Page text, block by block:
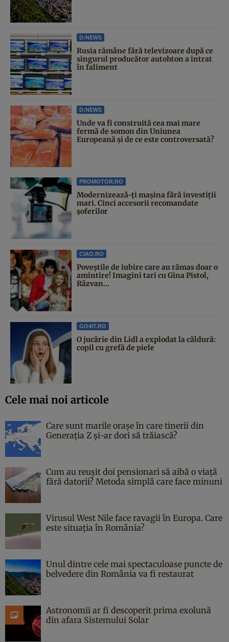
D:NEWS
Rusia rămâne fără televizoare după ce
singurul producător autohton a intrat
în faliment
D:NEWS
Unde va fi construită cea mai mare
fermă de somon din Uniunea
Europeană și de ce este controversată?
PROMOTOR.RO
Modernizează-ți mașina fără investiții
mari. Cinci accesorii recomandate
șoferilor
CIAO.RO
Poveştile de iubire care au rămas doar o
amintire! Imagini tari cu Gina Pistol,
Răzvan...
GO4IT.RO
O jucărie din Lidl a explodat la căldură:
copil cu grefă de piele
Cele mai noi articole
Care sunt marile orașe în care tinerii din
Generația Z și-ar dori să trăiască?
Cum au reușit doi pensionari să aibă o viață
fără datorii? Metoda simplă care face minuni
Virusul West Nile face ravagii în Europa. Care
este situația în România?
Unul dintre cele mai spectaculoase puncte de
belvedere din România va fi restaurat
Astronomii ar fi descoperit prima exolună
din afara Sistemului Solar